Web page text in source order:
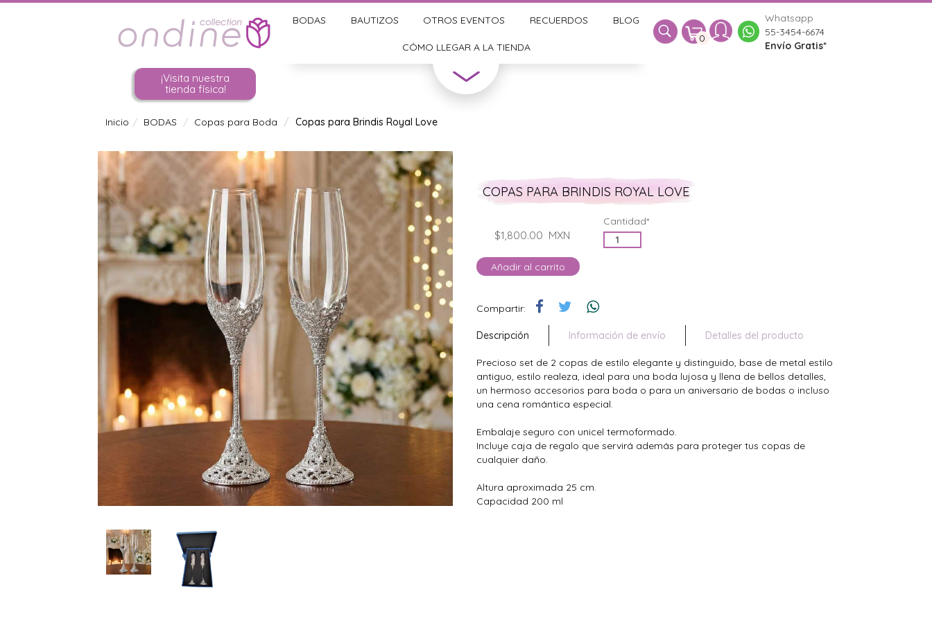
BODAS BAUTIZOS OTROS EVENTOS RECUERDOS BLOG
CÓMO LLEGAR A LA TIENDA
0
Whatsapp
55-3454-6674
Envío Gratis*
¡Visita nuestra
tienda física!
Inicio BODAS Copas para Boda Copas para Brindis Royal Love
COPAS PARA BRINDIS ROYAL LOVE
$1,800.00 MXN
Cantidad*
Añadir al carrito
Compartir:
Descripción Información de envío Detalles del producto
Precioso set de 2 copas de estilo elegante y distinguido, base de metal estilo
antiguo, estilo realeza, ideal para una boda lujosa y llena de bellos detalles,
un hermoso accesorios para boda o para un aniversario de bodas o incluso
una cena romántica especial.
Embalaje seguro con unicel termoformado.
Incluye caja de regalo que servirá además para proteger tus copas de
cualquier daño.
Altura aproximada 25 cm.
Capacidad 200 ml